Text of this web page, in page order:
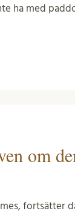
ha med
om
fortsätter